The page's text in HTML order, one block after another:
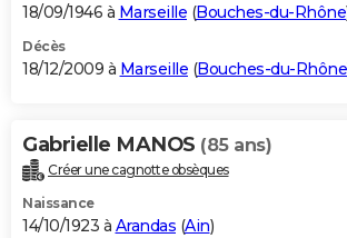
18/09/1946 à Marseille (Bouches-du-Rhône
Décès
18/12/2009 à Marseille (Bouches-du-Rhône
Gabrielle MANOS (85 ans)
Créer une cagnotte obsèques
Naissance
14/10/1923 à Arandas (Ain)